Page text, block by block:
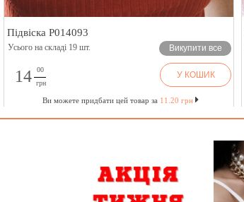
Підвіска P014093
Усього на складі 19 шт. Викупити все
14
00
грн
У КОШИК
Ви можете придбати цей товар за 11.20 грн